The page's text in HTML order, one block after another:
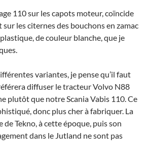
110 sur les capots moteur, coïncide
les citernes des bouchons en zamac
de couleur blanche, que je
variantes, je pense qu’il faut
diffuser le tracteur Volvo N88
plutôt que notre Scania Vabis 110. Ce
donc plus cher à fabriquer. La
Tekno, à cette époque, puis son
dans le Jutland ne sont pas